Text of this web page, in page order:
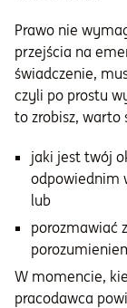
Prawo nie
przejścia na
świadczenie,
czyli po prostu
to zrobisz, warto
jaki jest twój
odpowiednim
lub
porozmawiać
W momencie,
pracodawca